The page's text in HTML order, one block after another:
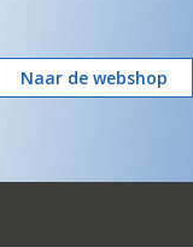
Naar de webshop